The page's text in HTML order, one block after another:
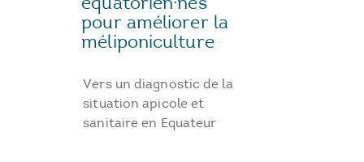
pour améliorer la
méliponiculture
Vers un diagnostic de la
situation apicole et
sanitaire en Equateur